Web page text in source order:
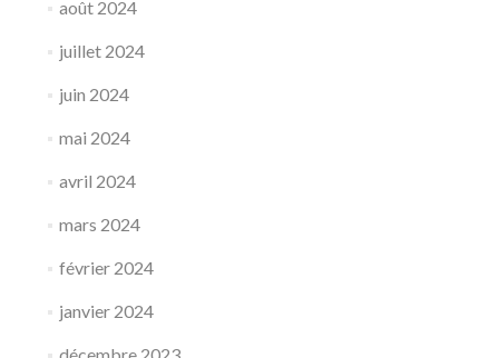
août 2024
juillet 2024
juin 2024
mai 2024
avril 2024
mars 2024
février 2024
janvier 2024